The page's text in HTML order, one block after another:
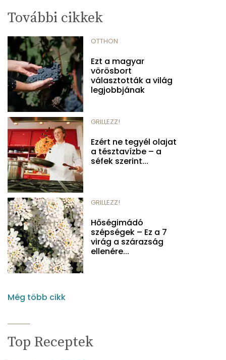
További cikkek
OTTHON
Ezt a magyar
vörösbort
választották a világ
legjobbjának
GRILLEZZ!
Ezért ne tegyél olajat
a tésztavízbe – a
séfek szerint...
GRILLEZZ!
Hőségimádó
szépségek – Ez a 7
virág a szárazság
ellenére...
Még több cikk
Top Receptek